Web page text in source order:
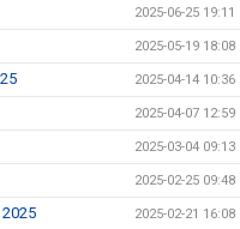
2025-06-25 19:11
2025-05-19 18:08
2025-04-14 10:36
2025-04-07 12:59
2025-03-04 09:13
2025-02-25 09:48
2025-02-21 16:08